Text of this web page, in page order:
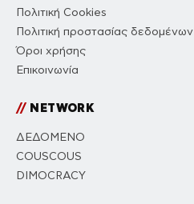
Πολιτική Cookies
Πολιτική προστασίας δεδομένων
Όροι χρήσης
Επικοινωνία
//NETWORK
ΔΕΔΟΜΕΝΟ
COUSCOUS
DIMOCRACY